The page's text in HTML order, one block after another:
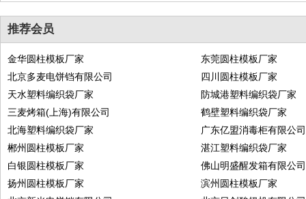
推荐会员
金华圆柱模板厂家
东莞圆柱模板厂家
北京多麦电饼铛有限公司
四川圆柱模板厂家
天水塑料编织袋厂家
防城港塑料编织袋厂家
三麦烤箱(上海)有限公司
鹤壁塑料编织袋厂家
北海塑料编织袋厂家
广东亿盟消毒柜有限公司
郴州圆柱模板厂家
湛江塑料编织袋厂家
白银圆柱模板厂家
佛山明盛醒发箱有限公司
扬州圆柱模板厂家
滨州圆柱模板厂家